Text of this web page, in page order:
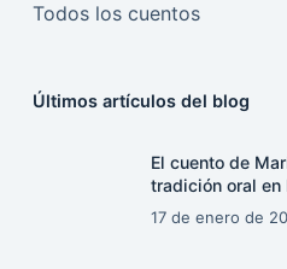
Todos los cuentos
Últimos artículos del blog
El cuento de
tradición oral
17 de enero de